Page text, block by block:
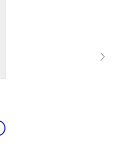
produit